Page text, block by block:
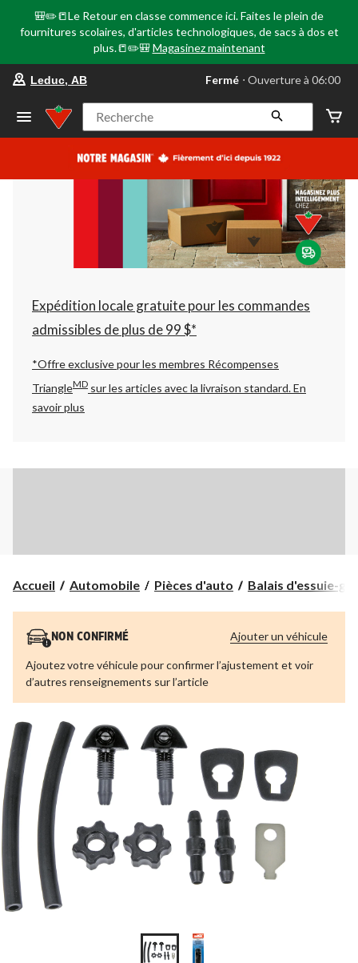
🎒✏️📒Le Retour en classe commence ici. Faites le plein de
fournitures scolaires, d'articles technologiques, de sacs à dos et
plus.📒✏️🎒 Magasinez maintenant
votre
préféré
Leduc,
AB,
courament
Ouverture
à
06:00
cliquer
pour
changer
Leduc, AB Fermé ⋅ Ouverture à 06:00
Recherche
Expédition locale gratuite pour les commandes
admissibles de plus de 99 $*
*Offre exclusive pour les membres Récompenses
TriangleMD sur les articles avec la livraison standard.En
savoir plus
Accueil Automobile Pièces d'auto Balais d'essuie-
NON CONFIRMÉ
Ajoutez votre véhicule pour confirmer l’ajustement et voir
d’autres renseignements sur l’article
Ajouter un véhicule